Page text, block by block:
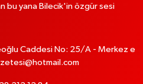
bu yana Bilecik'in özgür sesi
Caddesi No: 25/A - Merkez e